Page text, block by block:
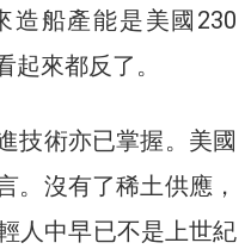
造船產能是美國230
來都反了。
技術亦已掌握。美國
。沒有了稀土供應，
人中早已不是上世紀